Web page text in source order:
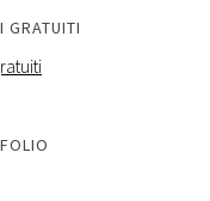
GRATUITI